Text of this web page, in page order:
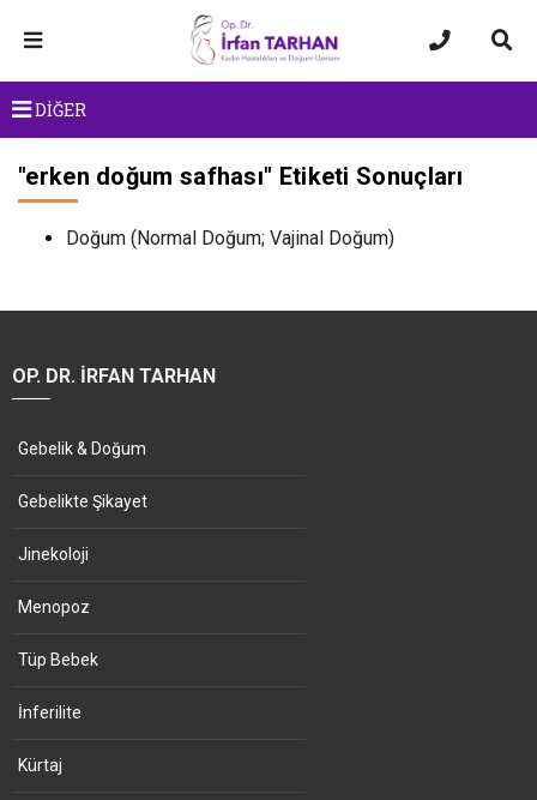
DİĞER
"erken doğum safhası" Etiketi Sonuçları
Doğum (Normal Doğum; Vajinal Doğum)
OP. DR. İRFAN TARHAN
Gebelik & Doğum
Gebelikte Şikayet
Jinekoloji
Menopoz
Tüp Bebek
İnferilite
Kürtaj